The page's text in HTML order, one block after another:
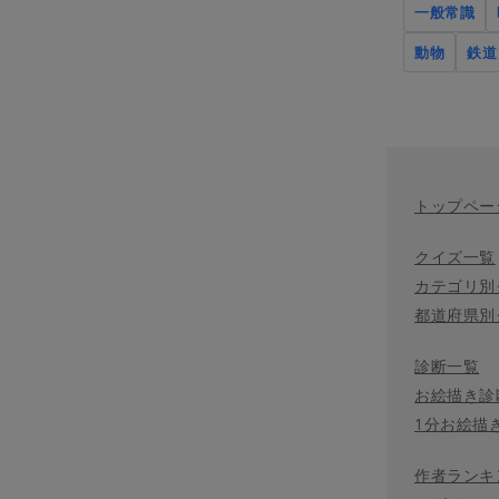
一般常識
動物
鉄道
トップペ
クイズ一覧
カテゴリ
都道府県
診断一覧
お絵描き
1分お絵描
作者ラン